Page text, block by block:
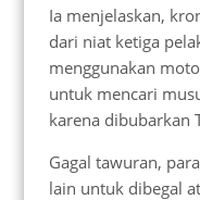
Ia menjelaskan,
dari niat ketiga
menggunakan
untuk mencari
karena dibubarkan
Gagal tawuran,
lain untuk dibegal